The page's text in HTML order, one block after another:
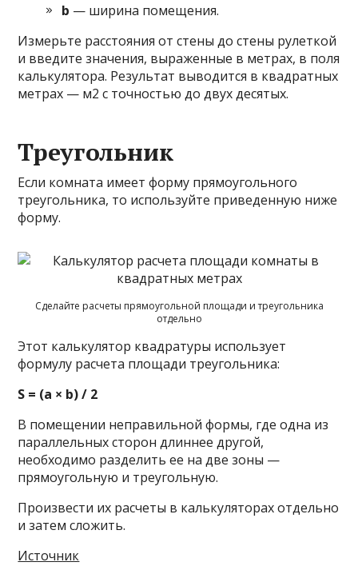
b — ширина помещения.
Измерьте расстояния от стены до стены рулеткой
и введите значения, выраженные в метрах, в поля
калькулятора. Результат выводится в квадратных
метрах — м2 с точностью до двух десятых.
Треугольник
Если комната имеет форму прямоугольного
треугольника, то используйте приведенную ниже
форму.
Сделайте расчеты прямоугольной площади и треугольника
отдельно
Этот калькулятор квадратуры использует
формулу расчета площади треугольника:
S = (a × b) / 2
В помещении неправильной формы, где одна из
параллельных сторон длиннее другой,
необходимо разделить ее на две зоны —
прямоугольную и треугольную.
Произвести их расчеты в калькуляторах отдельно
и затем сложить.
Источник